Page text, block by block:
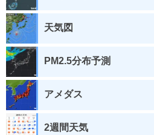
天気図
PM2.5分布予測
アメダス
2週間天気